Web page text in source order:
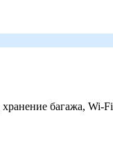
багажа, Wi-